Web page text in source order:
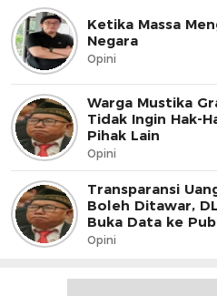
Ketika Massa
Negara
Opini
Warga Mustika
Tidak Ingin Hak-
Pihak Lain
Opini
Transparansi
Boleh Ditawar,
Buka Data ke
Opini